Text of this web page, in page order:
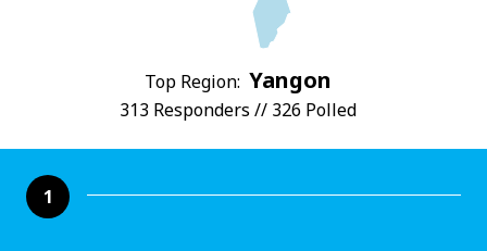
Top Region: Yangon
313 Responders // 326 Polled
1